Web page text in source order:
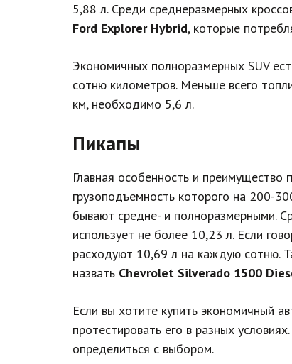
5,88 л. Среди среднеразмерных
Ford Explorer Hybrid, которые
Экономичных полноразмерных SUV
сотню километров. Меньше всего
км, необходимо 5,6 л.
Пикапы
Главная особенность и
грузоподъемность которого на 200-
бывают средне- и полноразмерными.
использует не более 10,23 л. Если
расходуют 10,69 л на каждую сотню.
назвать Chevrolet Silverado 1500
Если вы хотите купить экономичный
протестировать его в разных
определиться с выбором.